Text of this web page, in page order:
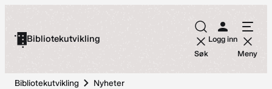
innholdBibliotekutvikling
Søk
Logg inn
Meny
Bibliotekutvikling Nyheter